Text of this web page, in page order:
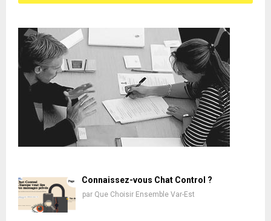
Connaissez-vous Chat Control ?
par Que Choisir Ensemble Var-Est